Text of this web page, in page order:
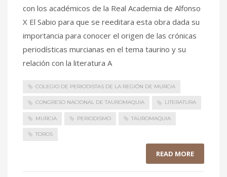
con los académicos de la Real Academia de Alfonso
X El Sabio para que se reeditara esta obra dada su
importancia para conocer el origen de las crónicas
periodísticas murcianas en el tema taurino y su
relación con la literatura A
COLEGIO DE PERIODISTAS DE LA REGIÓN DE MURCIA
CONGRESO NACIONAL DE TAUROMAQUIA LITERATURA
MURCIA PERIODISMO TAUROMAQUIA
TOROS
READ MORE